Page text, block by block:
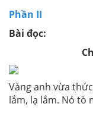
Phần II
Bài đọc:
Vàng anh vừa
lắm, lạ lắm. Nó tò